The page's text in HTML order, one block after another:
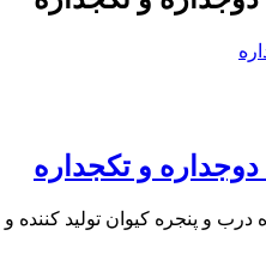
دوجداره و تکجداره